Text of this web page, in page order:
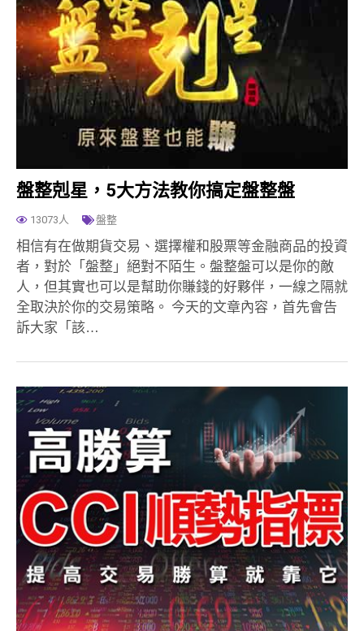
盤整剋星，5大方法教你搞定盤整盤
13073人 盤整
相信有在做期貨交易、選擇權和股票等金融商品的投資
者，對於「盤整」絕對不陌生。盤整盤可以是你的敵
人，但其實也可以是幫助你賺錢的好夥伴，一線之隔就
全取決於你的交易策略。 今天的文章內容，首先會告
訴大家「該…